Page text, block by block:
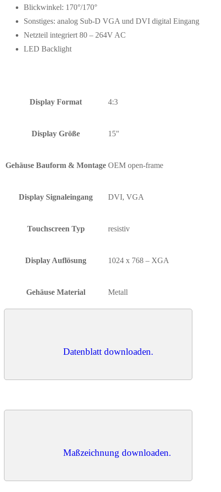
Blickwinkel: 170°/170°
Sonstiges: analog Sub-D VGA und DVI digital Eingang
Netzteil integriert 80 – 264V AC
LED Backlight
Display Format 4:3
Display Größe 15"
Gehäuse Bauform & Montage OEM open-frame
Display Signaleingang DVI, VGA
Touchscreen Typ resistiv
Display Auflösung 1024 x 768 – XGA
Gehäuse Material Metall
Datenblatt downloaden.
Maßzeichnung downloaden.